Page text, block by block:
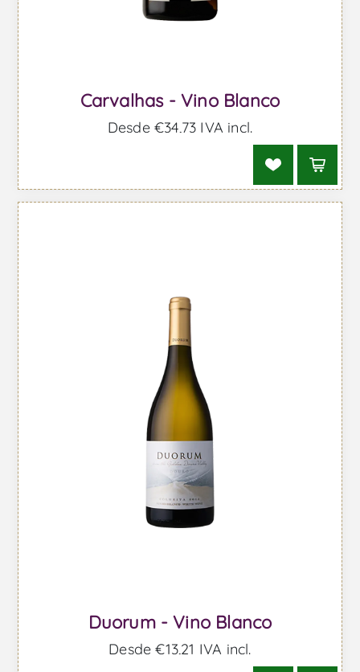
Carvalhas - Vino Blanco
Desde €34,73 IVA incl.
Duorum - Vino Blanco
Desde €13,21 IVA incl.